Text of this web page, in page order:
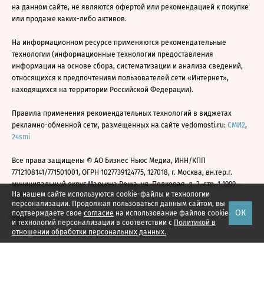
На нашем сайте используются cookie-файлы и технологии
персонализации. Продолжая пользоваться данным сайтом, вы
подтверждаете свое согласие на использование файлов cookie
и технологий персонализации в соответствии с Политикой в
отношении обработки персональных данных.
ОК
на данном сайте, не являются офертой или рекомендацией к покупке
или продаже каких-либо активов.
На информационном ресурсе применяются рекомендательные
технологии (информационные технологии предоставления
информации на основе сбора, систематизации и анализа сведений,
относящихся к предпочтениям пользователей сети «Интернет»,
находящихся на территории Российской Федерации).
Правила применения рекомендательных технологий в виджетах
рекламно-обменной сети, размещенных на сайте vedomosti.ru: СМИ2,
24smi
Все права защищены © АО Бизнес Ньюс Медиа, ИНН/КПП
7712108141/771501001, ОГРН 1027739124775, 127018, г. Москва, вн.тер.г.
муниципальный округ Марьина Роща, ул. Полковая, д. 3, стр. 1 1999—
2026